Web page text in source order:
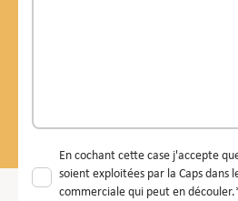
En cochant cette case j'accepte
soient exploitées par la Caps dans
commerciale qui peut en